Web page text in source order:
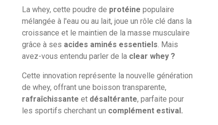
La whey, cette poudre de protéine populaire
mélangée à l'eau ou au lait, joue un rôle clé dans la
croissance et le maintien de la masse musculaire
grâce à ses acides aminés essentiels. Mais
avez-vous entendu parler de la clear whey ?
Cette innovation représente la nouvelle génération
de whey, offrant une boisson transparente,
rafraîchissante et désaltérante, parfaite pour
les sportifs cherchant un complément estival.